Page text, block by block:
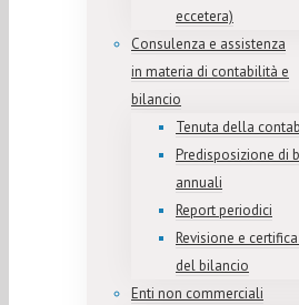
eccetera)
Consulenza e assistenza
in materia di contabilità e
bilancio
Tenuta della
Predisposizione di
annuali
Report periodici
Revisione e
del bilancio
Enti non commerciali